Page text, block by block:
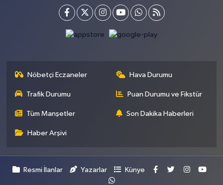
Nöbetçi Eczaneler Hava Durumu
Trafik Durumu Puan Durumu ve Fikstür
Tüm Manşetler Son Dakika Haberleri
Haber Arşivi
Resmi İlanlar Yazarlar Künye